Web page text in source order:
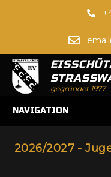
gegründet 1977
NAVIGATION
2026/2027 -